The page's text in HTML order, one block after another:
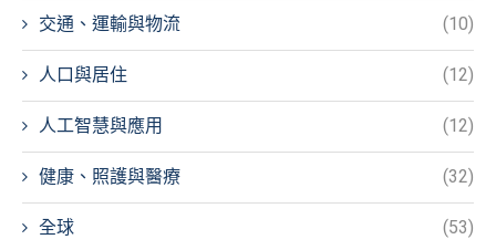
交通、運輸與物流 (10)
人口與居住 (12)
人工智慧與應用 (12)
健康、照護與醫療 (32)
全球 (53)